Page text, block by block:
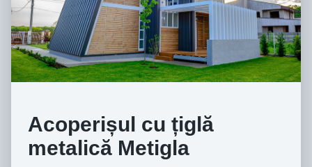
Acoperișul cu țiglă
metalică Metigla